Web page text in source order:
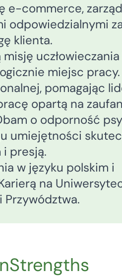
e-commerce,
odpowiedzialnymi
klienta.
miejsc pracy.
pomagając
opartą na
o odporność
umiejętności
i presją.
w języku polskim i
na